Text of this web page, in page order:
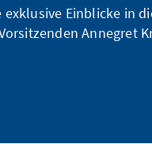
exklusive Einblicke in
Annegret